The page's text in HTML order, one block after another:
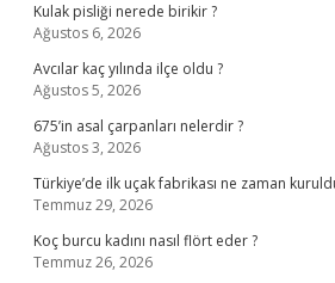
Kulak pisliği nerede birikir ?
Ağustos 6, 2026
Avcılar kaç yılında ilçe oldu ?
Ağustos 5, 2026
675’in asal çarpanları nelerdir ?
Ağustos 3, 2026
Türkiye’de ilk uçak fabrikası ne zaman
Temmuz 29, 2026
Koç burcu kadını nasıl flört eder ?
Temmuz 26, 2026